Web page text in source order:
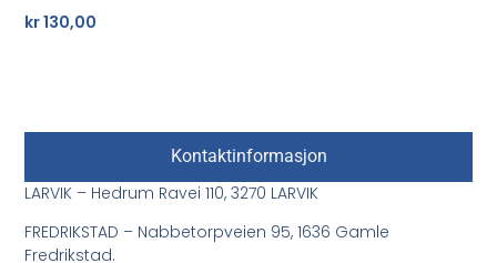
kr130,00
Kontaktinformasjon
LARVIK – Hedrum Ravei 110, 3270 LARVIK
FREDRIKSTAD – Nabbetorpveien 95, 1636 Gamle
Fredrikstad.